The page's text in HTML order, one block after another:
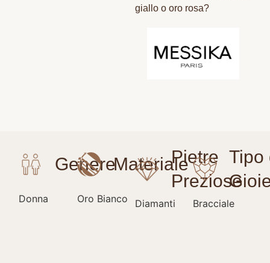
giallo o oro rosa?
Donna Oro Bianco Diamanti Bracciale